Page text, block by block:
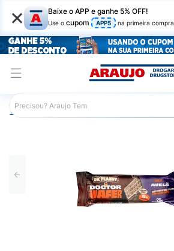
× Baixe o APP e ganhe 5% OFF!
Use o cupom APP5 na primeira compra
Araujo Nutrição Saudável